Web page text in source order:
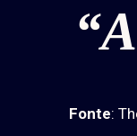
“A
Fonte: